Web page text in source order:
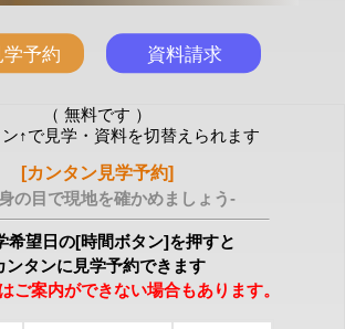
（ 無料です ）
ン↑で見学・資料を切替えられます
[カンタン見学予約]
の目で現地を確かめましょう-
希望日の[時間ボタン]を押すと
ンタンに見学予約できます
ご案内ができない場合もあります。